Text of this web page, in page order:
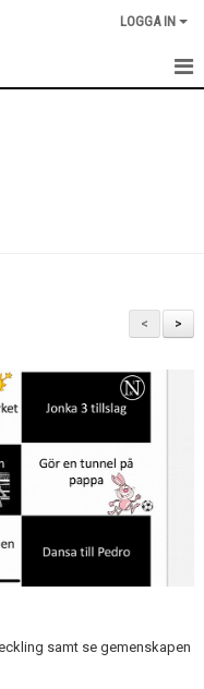
LOGGA IN
>
<
samt se gemenskapen